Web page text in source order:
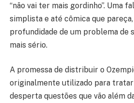
“não vai ter mais gordinho”. Uma
simplista e até cômica que
profundidade de um problema de
mais sério.
A promessa de distribuir o
originalmente utilizado para
desperta questões que vão além